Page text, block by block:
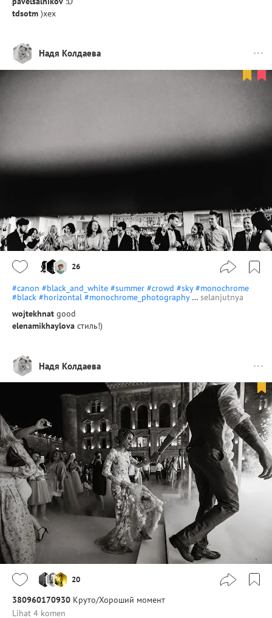
tdsotm )хех
Надя Колдаева
26
#canon #black_and_white #summer #crowd #sky#monochrome
#black #horizontal #monochrome_photography … selanjutnya
wojtekhnat good
elenamikhaylova стиль!)
Надя Колдаева
20
380960170930 Круто/Хороший момент
Lihat 4 komen